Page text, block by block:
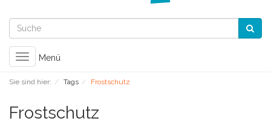
Toggle
navigation
Menü
Sie sind hier: Tags Frostschutz
Frostschutz